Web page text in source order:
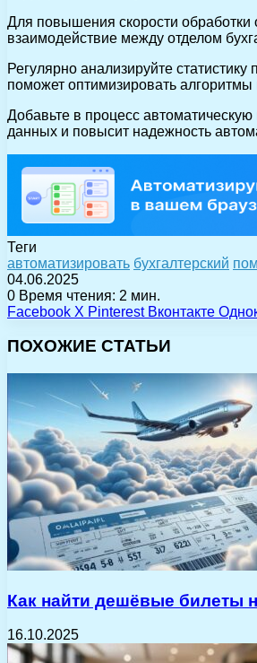
Для повышения скорости обработки
взаимодействие между отделом
Регулярно анализируйте
поможет оптимизировать
Добавьте в процесс
данных и повысит надежность
Теги
автоматизировать бухгалтерский
04.06.2025
0 Время чтения: 2 мин.
Facebook X Pinterest Вконтакте
ПОХОЖИЕ СТАТЬИ
Как найти дешёвые билеты
16.10.2025